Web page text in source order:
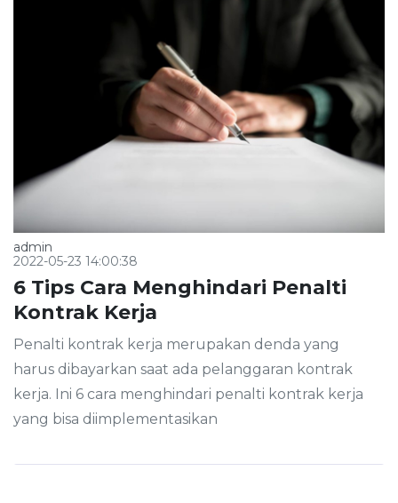
admin
2022-05-23 14:00:38
6 Tips Cara Menghindari Penalti
Kontrak Kerja
Penalti kontrak kerja merupakan denda yang
harus dibayarkan saat ada pelanggaran kontrak
kerja. Ini 6 cara menghindari penalti kontrak kerja
yang bisa diimplementasikan